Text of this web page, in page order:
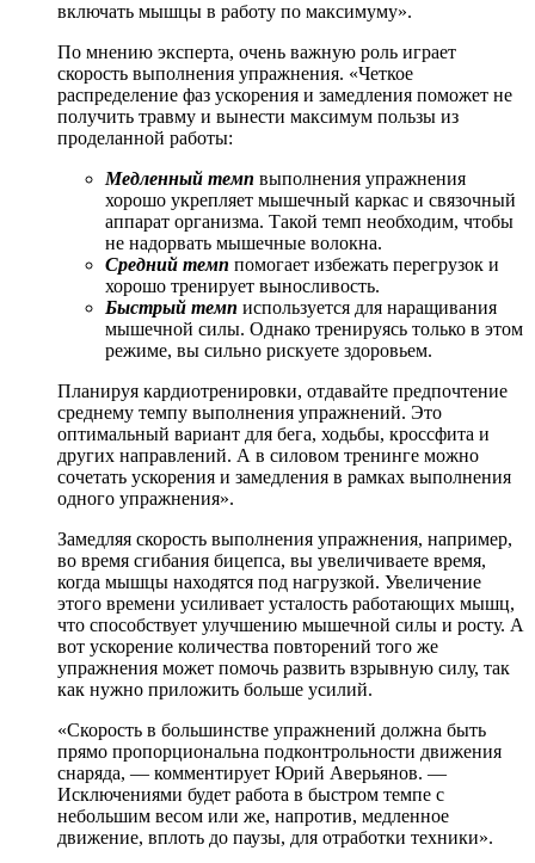
включать мышцы в работу по максимуму».
По мнению эксперта, очень важную роль играет
скорость выполнения упражнения. «Четкое
распределение фаз ускорения и замедления поможет не
получить травму и вынести максимум пользы из
проделанной работы:
Медленный темп выполнения упражнения
хорошо укрепляет мышечный каркас и связочный
аппарат организма. Такой темп необходим, чтобы
не надорвать мышечные волокна.
Средний темп помогает избежать перегрузок и
хорошо тренирует выносливость.
Быстрый темп используется для наращивания
мышечной силы. Однако тренируясь только в этом
режиме, вы сильно рискуете здоровьем.
Планируя кардиотренировки, отдавайте предпочтение
среднему темпу выполнения упражнений. Это
оптимальный вариант для бега, ходьбы, кроссфита и
других направлений. А в силовом тренинге можно
сочетать ускорения и замедления в рамках выполнения
одного упражнения».
Замедляя скорость выполнения упражнения, например,
во время сгибания бицепса, вы увеличиваете время,
когда мышцы находятся под нагрузкой. Увеличение
этого времени усиливает усталость работающих мышц,
что способствует улучшению мышечной силы и росту. А
вот ускорение количества повторений того же
упражнения может помочь развить взрывную силу, так
как нужно приложить больше усилий.
«Скорость в большинстве упражнений должна быть
прямо пропорциональна подконтрольности движения
снаряда, — комментирует Юрий Аверьянов. —
Исключениями будет работа в быстром темпе с
небольшим весом или же, напротив, медленное
движение, вплоть до паузы, для отработки техники».